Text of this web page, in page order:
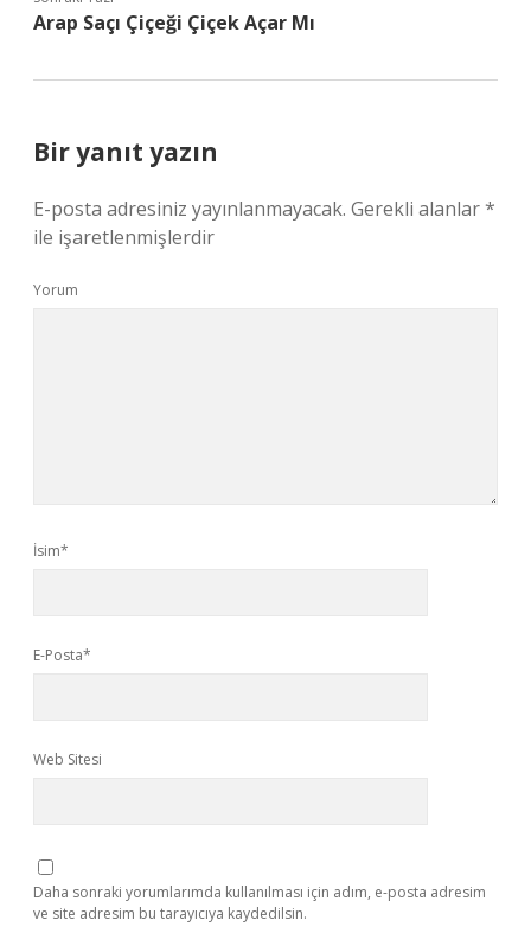
Arap Saçı Çiçeği Çiçek Açar Mı
Bir yanıt yazın
E-posta adresiniz yayınlanmayacak. Gerekli alanlar*
ile işaretlenmişlerdir
Yorum
İsim*
E-Posta*
Web Sitesi
Daha sonraki yorumlarımda kullanılması için adım, e-posta adresim
ve site adresim bu tarayıcıya kaydedilsin.